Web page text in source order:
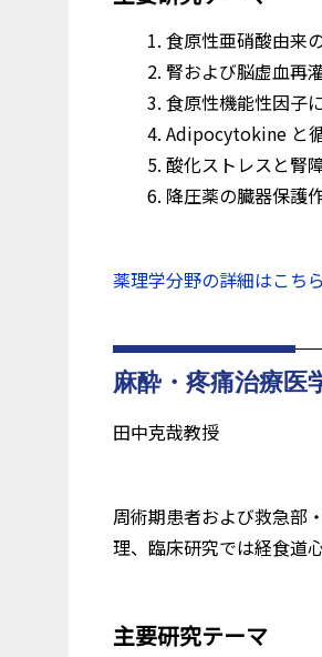
食原性亜硝酸由来
腎および脳虚血再
食原性機能性因子
Adipocytokine と
酸化ストレスと腎
降圧薬の臓器保護
薬理学分野の詳細はこちら
麻酔・疼痛治療医
田中克哉教授
周術期患者および救急部
理、臨床研究では経食道
主要研究テーマ